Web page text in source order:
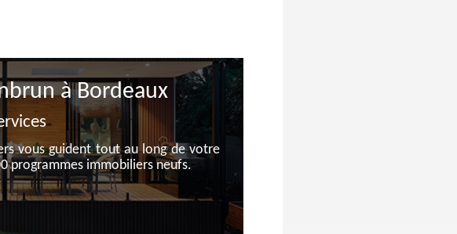
à Bordeaux
vous guident tout au long de votre
programmes immobiliers neufs.